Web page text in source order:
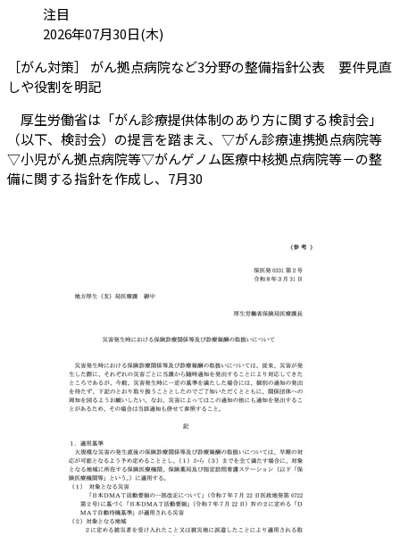
カテゴリ:
注目
投稿日:2026年07月30日(木)
［がん対策］ がん拠点病院など3分野の整備指針公表 要件見直
しや役割を明記（会員限定記事）
厚生労働省は「がん診療提供体制のあり方に関する検討会」
（以下、検討会）の提言を踏まえ、▽がん診療連携拠点病院等
▽小児がん拠点病院等▽がんゲノム医療中核拠点病院等－の整
備に関する指針を作成し、7月30